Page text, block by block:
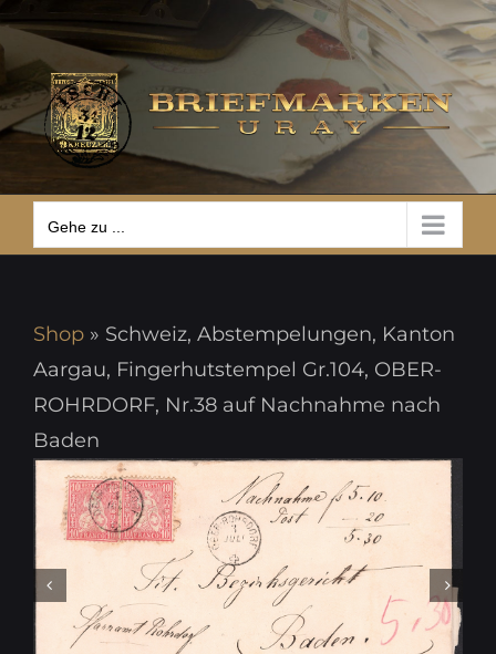
Zum
Inhalt
springen
Gehe zu ...
Gehe zu ...
Shop » Schweiz, Abstempelungen, Kanton
Aargau, Fingerhutstempel Gr.104, OBER-
ROHRDORF, Nr.38 auf Nachnahme nach
Baden